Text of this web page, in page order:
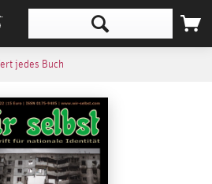
jedes Buch